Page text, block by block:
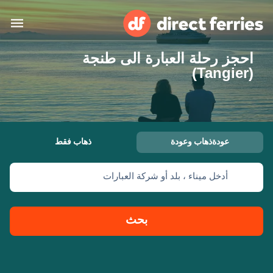
البلدان
تذاكر العبّارة
العبارات
احجز رحلة العبارة الى طنجة
(‎(Tangier
عودةذهاب وعودة ذهاب فقط
أدخل ميناء ، بلد أو شركة العبارات
بحث